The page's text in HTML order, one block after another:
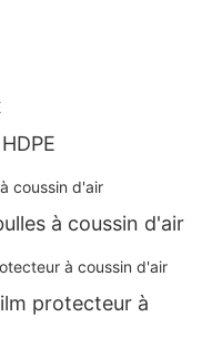
à coussin d'air
protecteur à